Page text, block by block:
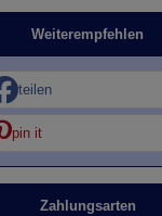
Weiterempfehlen
teilen
pin it
Zahlungsarten